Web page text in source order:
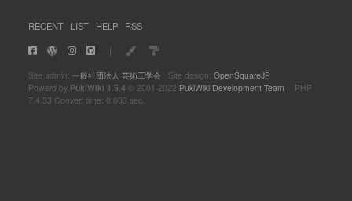
RECENT LIST HELP RSS
｜
Site admin: 一般社団法人 芸術工学会Site design: OpenSquareJP
Powerd by PukiWiki 1.5.4 © 2001-2022 PukiWiki Development Team PHP
7.4.33 Convert time: 0.003 sec.